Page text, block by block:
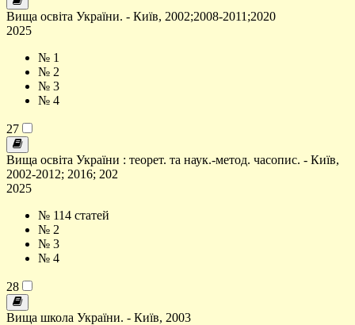
Вища освіта України. - Київ, 2002;2008-2011;2020
2025
№ 1
№ 2
№ 3
№ 4
27
Вища освіта України : теорет. та наук.-метод. часопис. - Київ,
2002-2012; 2016; 202
2025
№ 114 статей
№ 2
№ 3
№ 4
28
Вища школа України. - Київ, 2003